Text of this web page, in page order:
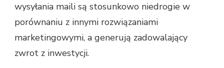
wysyłania maili są stosunkowo niedrogie w
porównaniu z innymi rozwiązaniami
marketingowymi, a generują zadowalający
zwrot z inwestycji.